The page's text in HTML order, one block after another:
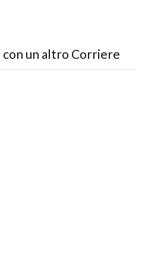
con un altro Corriere